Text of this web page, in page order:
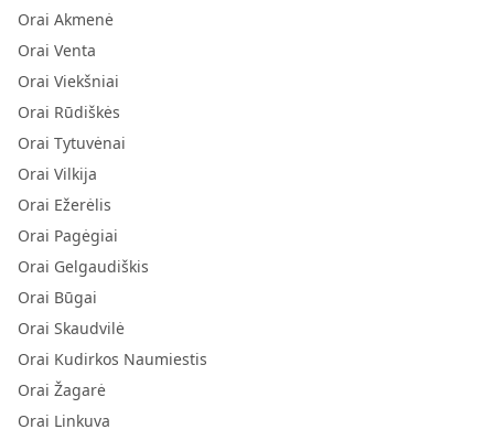
Orai Akmenė
Orai Venta
Orai Viekšniai
Orai Rūdiškės
Orai Tytuvėnai
Orai Vilkija
Orai Ežerėlis
Orai Pagėgiai
Orai Gelgaudiškis
Orai Būgai
Orai Skaudvilė
Orai Kudirkos Naumiestis
Orai Žagarė
Orai Linkuva